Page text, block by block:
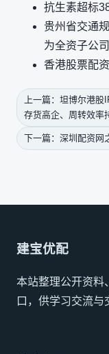
抗生素超标
贵州省交通
为全资子公
香港股票配
上一篇：坦博尔港
存货高企、周转效率
下一篇：深圳配资网
建宝优配
本站整理公开资料
口，供学习交流与